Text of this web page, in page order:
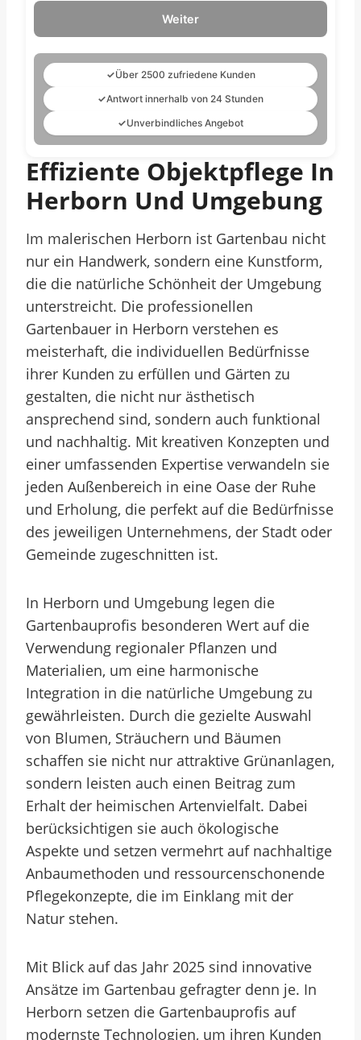
Weiter
✓Über 2500 zufriedene Kunden
✓Antwort innerhalb von 24 Stunden
✓Unverbindliches Angebot
Effiziente Objektpflege In
Herborn Und Umgebung
Im malerischen Herborn ist Gartenbau nicht
nur ein Handwerk, sondern eine Kunstform,
die die natürliche Schönheit der Umgebung
unterstreicht. Die professionellen
Gartenbauer in Herborn verstehen es
meisterhaft, die individuellen Bedürfnisse
ihrer Kunden zu erfüllen und Gärten zu
gestalten, die nicht nur ästhetisch
ansprechend sind, sondern auch funktional
und nachhaltig. Mit kreativen Konzepten und
einer umfassenden Expertise verwandeln sie
jeden Außenbereich in eine Oase der Ruhe
und Erholung, die perfekt auf die Bedürfnisse
des jeweiligen Unternehmens, der Stadt oder
Gemeinde zugeschnitten ist.
In Herborn und Umgebung legen die
Gartenbauprofis besonderen Wert auf die
Verwendung regionaler Pflanzen und
Materialien, um eine harmonische
Integration in die natürliche Umgebung zu
gewährleisten. Durch die gezielte Auswahl
von Blumen, Sträuchern und Bäumen
schaffen sie nicht nur attraktive Grünanlagen,
sondern leisten auch einen Beitrag zum
Erhalt der heimischen Artenvielfalt. Dabei
berücksichtigen sie auch ökologische
Aspekte und setzen vermehrt auf nachhaltige
Anbaumethoden und ressourcenschonende
Pflegekonzepte, die im Einklang mit der
Natur stehen.
Mit Blick auf das Jahr 2025 sind innovative
Ansätze im Gartenbau gefragter denn je. In
Herborn setzen die Gartenbauprofis auf
modernste Technologien, um ihren Kunden